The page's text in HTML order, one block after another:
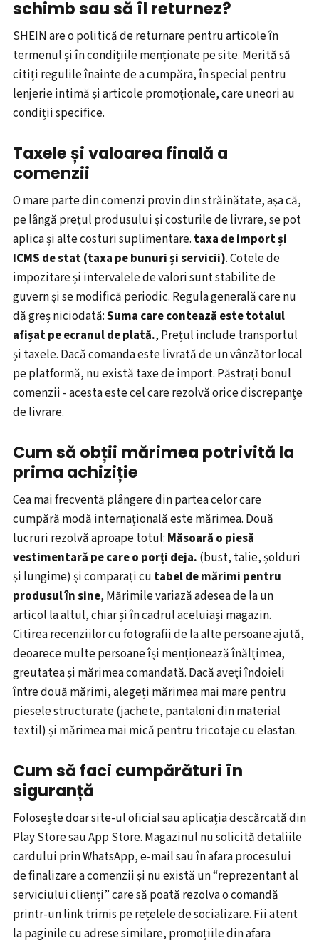
schimb sau să îl returnez?
SHEIN are o politică de returnare pentru articole în
termenul și în condițiile menționate pe site. Merită să
citiți regulile înainte de a cumpăra, în special pentru
lenjerie intimă și articole promoționale, care uneori au
condiții specifice.
Taxele și valoarea finală a
comenzii
O mare parte din comenzi provin din străinătate, așa că,
pe lângă prețul produsului și costurile de livrare, se pot
aplica și alte costuri suplimentare. taxa de import și
ICMS de stat (taxa pe bunuri și servicii). Cotele de
impozitare și intervalele de valori sunt stabilite de
guvern și se modifică periodic. Regula generală care nu
dă greș niciodată:Suma care contează este totalul
afișat pe ecranul de plată., Prețul include transportul
și taxele. Dacă comanda este livrată de un vânzător local
pe platformă, nu există taxe de import. Păstrați bonul
comenzii - acesta este cel care rezolvă orice discrepanțe
de livrare.
Cum să obții mărimea potrivită la
prima achiziție
Cea mai frecventă plângere din partea celor care
cumpără modă internațională este mărimea. Două
lucruri rezolvă aproape totul: Măsoară o piesă
vestimentară pe care o porți deja. (bust, talie, șolduri
și lungime) și comparați cu tabel de mărimi pentru
produsul în sine, Mărimile variază adesea de la un
articol la altul, chiar și în cadrul aceluiași magazin.
Citirea recenziilor cu fotografii de la alte persoane ajută,
deoarece multe persoane își menționează înălțimea,
greutatea și mărimea comandată. Dacă aveți îndoieli
între două mărimi, alegeți mărimea mai mare pentru
piesele structurate (jachete, pantaloni din material
textil) și mărimea mai mică pentru tricotaje cu elastan.
Cum să faci cumpărături în
siguranță
Folosește doar site-ul oficial sau aplicația descărcată din
Play Store sau App Store. Magazinul nu solicită detaliile
cardului prin WhatsApp, e-mail sau în afara procesului
de finalizare a comenzii și nu există un “reprezentant al
serviciului clienți” care să poată rezolva o comandă
printr-un link trimis pe rețelele de socializare. Fii atent
la paginile cu adrese similare, promoțiile din afara